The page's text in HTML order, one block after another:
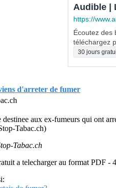
Audible |
https://
Écoutez des
téléchargez
30 jours
d'arreter de fumer
destinee aux ex-fumeurs qui ont
Tabac.ch)
Tabac.ch
a telecharger au format PDF -